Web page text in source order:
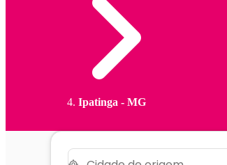
Ipatinga - MG